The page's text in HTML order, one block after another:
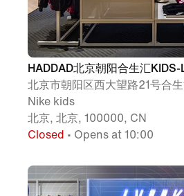
HADDAD北京朝阳合生汇KIDS-
北京市朝阳区西大望路21号合
Nike kids
北京, 北京, 100000, CN
Closed • Opens at 10:00